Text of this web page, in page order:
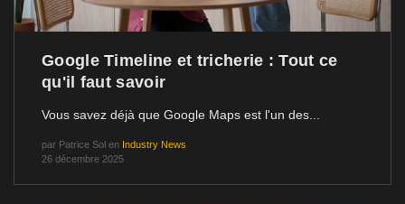
Google Timeline et tricherie : Tout ce
qu'il faut savoir
Vous savez déjà que Google Maps est l'un des...
par Patrice Sol en Industry News
26 décembre 2025